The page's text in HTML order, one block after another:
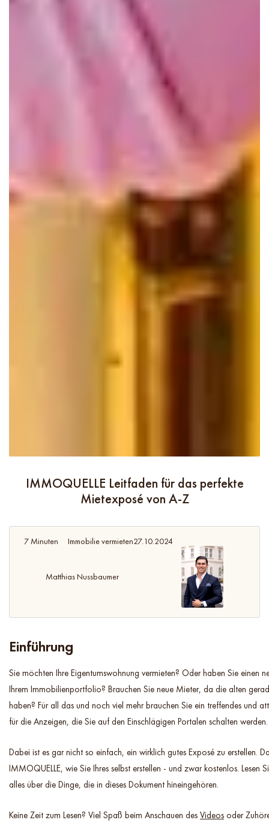
IMMOQUELLE Leitfaden für das perfekte
Mietexposé von A-Z
7 Minuten Immobilie vermieten27.10.2024
Matthias Nussbaumer
Einführung
Sie möchten Ihre Eigentumswohnung vermieten? Oder haben Sie einen
Ihrem Immobilienportfolio? Brauchen Sie neue Mieter, da die alten
haben? Für all das und noch viel mehr brauchen Sie ein treffendes und
für die Anzeigen, die Sie auf den Einschlägigen Portalen schalten werden.
Dabei ist es gar nicht so einfach, ein wirklich gutes Exposé zu erstellen.
IMMOQUELLE, wie Sie Ihres selbst erstellen - und zwar kostenlos. Lesen
alles über die Dinge, die in dieses Dokument hineingehören.
Keine Zeit zum Lesen? Viel Spaß beim Anschauen des Videos oder